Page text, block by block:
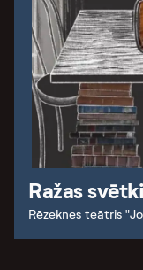
Ražas svētki
Rēzeknes teātris